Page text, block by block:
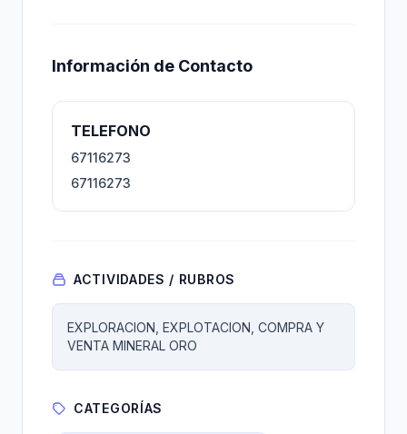
Información de Contacto
TELEFONO
67116273
67116273
ACTIVIDADES / RUBROS
EXPLORACION, EXPLOTACION, COMPRA Y
VENTA MINERAL ORO
CATEGORÍAS